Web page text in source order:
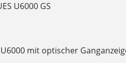
U6000 GS
mit optischer